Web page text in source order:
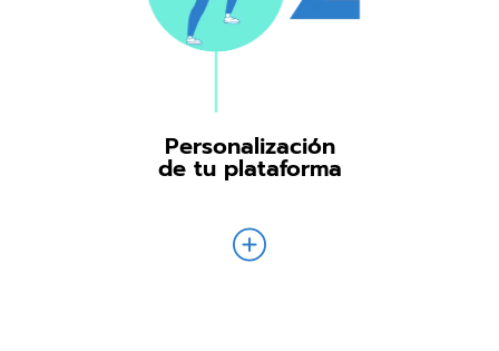
Personalización
de tu plataforma